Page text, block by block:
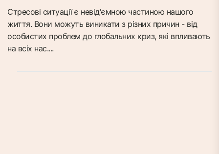
Стресові ситуації є невід'ємною частиною нашого
життя. Вони можуть виникати з різних причин - від
особистих проблем до глобальних криз, які впливають
на всіх нас....